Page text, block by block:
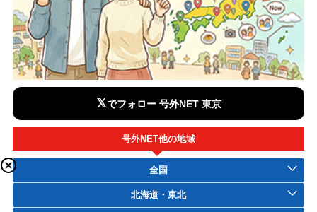
𝕏でフォロー 号外NET 東京
号外NET他の地域
全国
北海道・東北